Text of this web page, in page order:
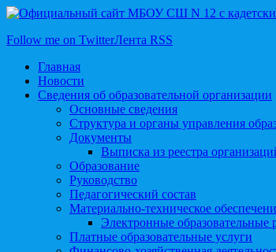
Follow me on TwitterЛента RSS
Главная
Новости
Сведения об образовательной организации
Основные сведения
Структура и органы управления
Документы
Выписка из реестра
Образование
Руководство
Педагогический состав
Материально-техническое
Электронные образовательные
Платные образовательные услуги